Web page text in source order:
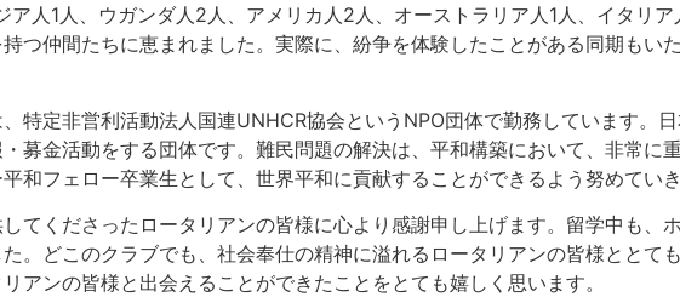
人1人、ウガンダ人2人、アメリカ人2人、オーストラリア人1人、イタリア
つ仲間たちに恵まれました。実際に、紛争を体験したことがある同期もい
特定非営利活動法人国連UNHCR協会というNPO団体で勤務しています。
募金活動をする団体です。難民問題の解決は、平和構築において、非常に
和フェロー卒業生として、世界平和に貢献することができるよう努めていき
てくださったロータリアンの皆様に心より感謝申し上げます。留学中も、
。どこのクラブでも、社会奉仕の精神に溢れるロータリアンの皆様ととて
アンの皆様と出会えることができたことをとても嬉しく思います。